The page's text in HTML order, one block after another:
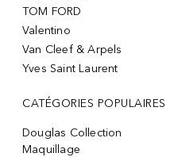
TOM FORD
Valentino
Van Cleef & Arpels
Yves Saint Laurent
CATÉGORIES POPULAIRES
Douglas Collection
Maquillage